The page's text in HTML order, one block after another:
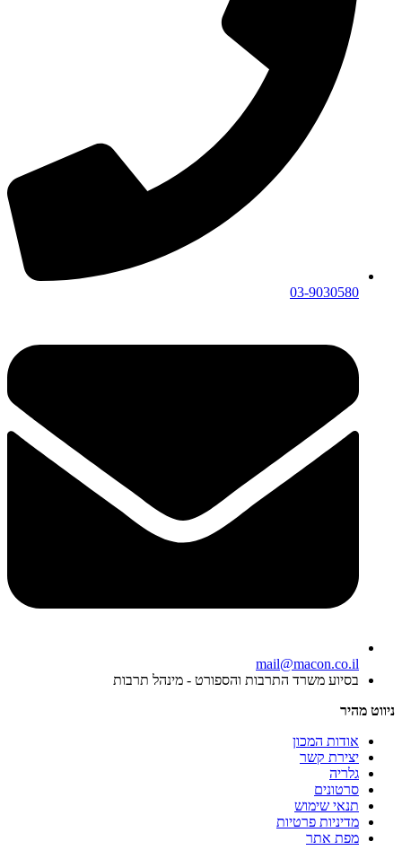
03-9030580
mail@macon.co.il
בסיוע משרד התרבות והספורט - מינהל תרבות
ניווט מהיר
אודות המכון
יצירת קשר
גלריה
סרטונים
תנאי שימוש
מדיניות פרטיות
מפת אתר